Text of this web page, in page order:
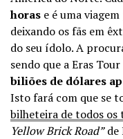
horas e é uma
deixando os fãs em
do seu ídolo. A
sendo que a Eras
biliões de dólares
Isto fará com que se
bilheteira de todos os
Yellow Brick Road”de